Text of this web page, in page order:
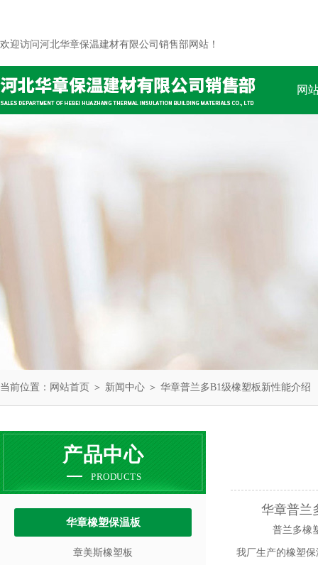
欢迎访问河北华章保温建材有限公司销售部网站！
网
当前位置： 网站首页 ＞ 新闻中心 ＞ 华章普兰多B1级橡塑板新性能介绍
产品中心
PRODUCTS
华章橡塑保温板
章美斯橡塑板
华章普兰
普兰多橡
我厂生产的橡塑